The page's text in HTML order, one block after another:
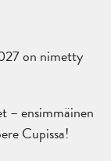
on nimetty
– ensimmäinen
Cupissa!